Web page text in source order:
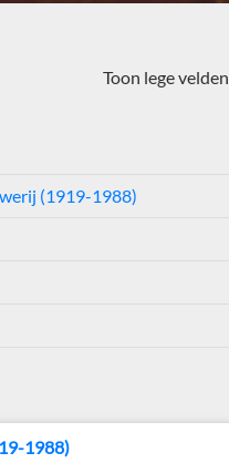
Toon lege velden
(1919-1988)
1988)